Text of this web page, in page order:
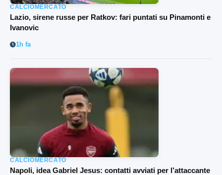
CALCIOMERCATO
Lazio, sirene russe per Ratkov: fari puntati su Pinamonti e
Ivanovic
1h fa
CALCIOMERCATO
Napoli, idea Gabriel Jesus: contatti avviati per l’attaccante